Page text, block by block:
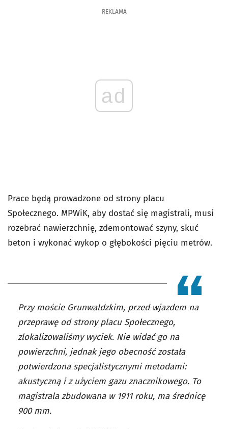
REKLAMA
ad
Prace będą prowadzone od strony placu
Społecznego. MPWiK, aby dostać się magistrali, musi
rozebrać nawierzchnię, zdemontować szyny, skuć
beton i wykonać wykop o głębokości pięciu metrów.
Przy moście Grunwaldzkim, przed wjazdem na
przeprawę od strony placu Społecznego,
zlokalizowaliśmy wyciek. Nie widać go na
powierzchni, jednak jego obecność została
potwierdzona specjalistycznymi metodami:
akustyczną i z użyciem gazu znacznikowego. To
magistrala zbudowana w 1911 roku, ma średnicę
900 mm.